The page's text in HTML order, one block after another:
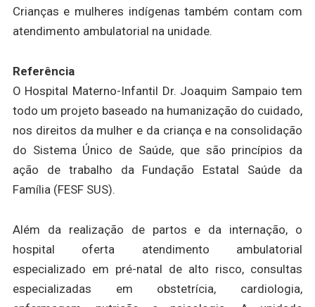
Crianças e mulheres indígenas também contam com
atendimento ambulatorial na unidade.
Referência
O Hospital Materno-Infantil Dr. Joaquim Sampaio tem
todo um projeto baseado na humanização do cuidado,
nos direitos da mulher e da criança e na consolidação
do Sistema Único de Saúde, que são princípios da
ação de trabalho da Fundação Estatal Saúde da
Família (FESF SUS).
Além da realização de partos e da internação, o
hospital oferta atendimento ambulatorial
especializado em pré-natal de alto risco, consultas
especializadas em obstetrícia, cardiologia,